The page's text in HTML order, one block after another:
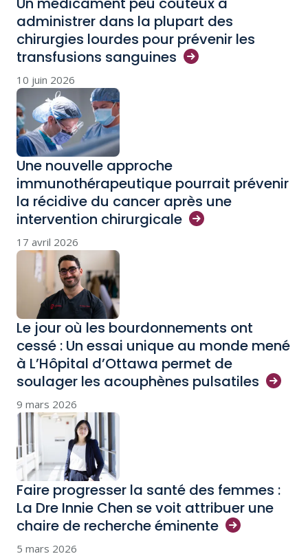
administrer dans la plupart des
chirurgies lourdes pour prévenir les
transfusions sanguines
10 juin 2026
Une nouvelle approche
immunothérapeutique pourrait prévenir
la récidive du cancer après une
intervention chirurgicale
17 avril 2026
Le jour où les bourdonnements ont
cessé : Un essai unique au monde mené
à L’Hôpital d’Ottawa permet de
soulager les acouphènes pulsatiles
9 mars 2026
Faire progresser la santé des femmes :
La Dre Innie Chen se voit attribuer une
chaire de rechercheéminente
5 mars 2026